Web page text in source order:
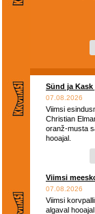
Sünd ja
07.08.2026
Viimsi
Christian
oranž-musta
hooajal.
Viimsi
07.08.2026
Viimsi
algaval